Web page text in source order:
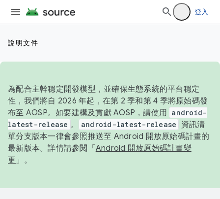
登入
說明文件
為配合主幹穩定開發模型，並確保生態系統的平台穩定
性，我們將自 2026 年起，在第 2 季和第 4 季將原始碼發
布至 AOSP。如要建構及貢獻 AOSP，請使用 android-
latest-release 。 android-latest-release
資訊清
單分支版本一律會參照推送至 Android 開放原始碼計畫的
最新版本。詳情請參閱「 Android 開放原始碼計畫變
更 」。